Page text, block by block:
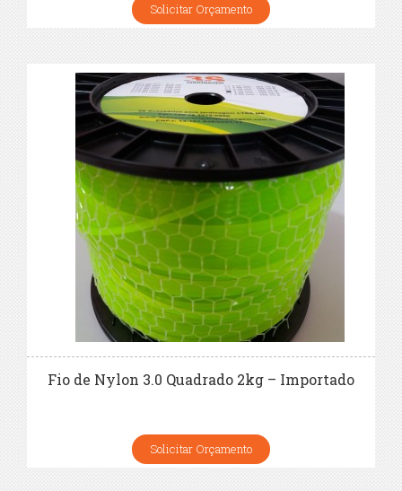
Solicitar Orçamento
Fio de Nylon 3.0 Quadrado 2kg – Importado
Solicitar Orçamento